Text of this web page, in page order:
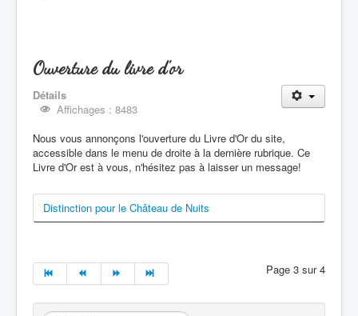
Ouverture du livre d'or
Détails
Affichages : 8483
Nous vous annonçons l'ouverture du Livre d'Or du site,
accessible dans le menu de droite à la dernière rubrique. Ce
Livre d'Or est à vous, n'hésitez pas à laisser un message!
Distinction pour le Château de Nuits
Page 3 sur 4